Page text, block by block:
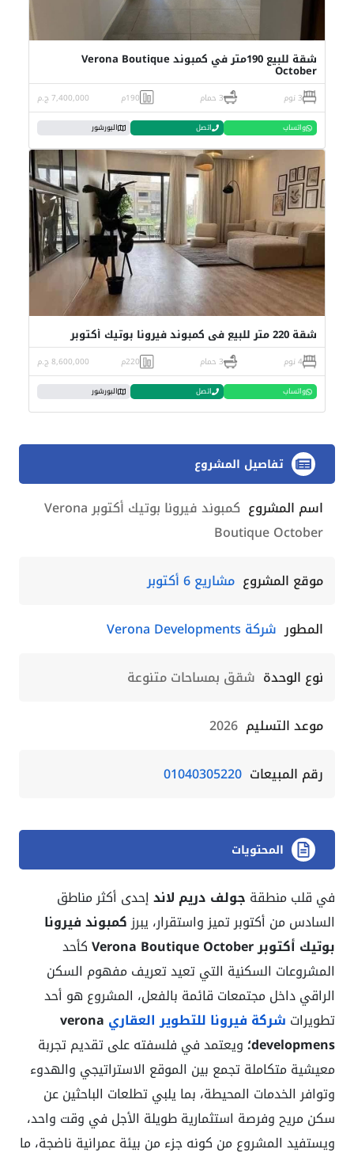
شقة للبيع 190متر في كمبوند Verona Boutique
October
3 نوم 3 حمام 190م 7,400,000 ج.م
واتساب اتصل البورشور
شقة 220 متر للبيع في كمبوند فيرونا بوتيك أكتوبر
4 نوم 3 حمام 220م 8,600,000 ج.م
واتساب اتصل البورشور
تفاصيل المشروع
اسم المشروع
كمبوند فيرونا بوتيك أكتوبر Verona
Boutique October
موقع المشروع مشاريع 6 أكتوبر
المطور شركة Verona Developments
نوع الوحدة شقق بمساحات متنوعة
موعد التسليم 2026
رقم المبيعات 01040305220
المحتويات
في قلب منطقة جولف دريم لاندإحدى أكثر مناطق
السادس من أكتوبر تميز واستقرار، يبرزكمبوند فيرونا
بوتيك أكتوبر Verona Boutique October
كأحد
المشروعات السكنية التي تعيد تعريف مفهوم السكن
الراقي داخل مجتمعات قائمة بالفعل، المشروع هو أحد
تطويرات شركة فيرونا للتطوير العقاري verona
developmens؛ ويعتمد في فلسفته على تقديم تجربة
معيشية متكاملة تجمع بين الموقع الاستراتيجي والهدوء
وتوافر الخدمات المحيطة، بما يلبي تطلعات الباحثين عن
سكن مريح وفرصة استثمارية طويلة الأجل في وقت واحد،
ويستفيد المشروع من كونه جزء من بيئة عمرانية ناضجة، ما